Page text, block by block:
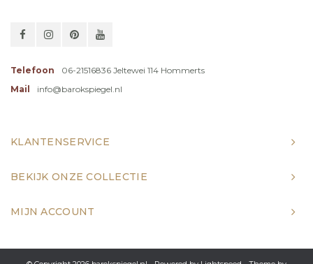
Telefoon
06-21516836 Jeltewei 114 Hommerts
Mail
info@barokspiegel.nl
KLANTENSERVICE
BEKIJK ONZE COLLECTIE
MIJN ACCOUNT